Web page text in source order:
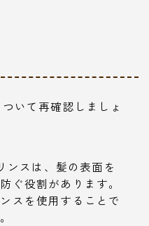
いて再確認しましょ
ンスは、髪の表面を
ぐ役割があります。
スを使用することで